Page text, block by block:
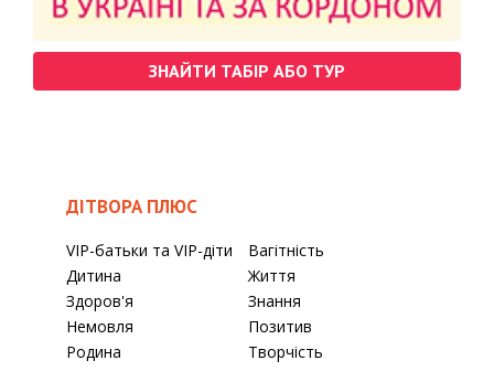
ЗНАЙТИ ТАБІР АБО ТУР
ДІТВОРА ПЛЮС
VIP-батьки та VIP-діти
Вагітність
Дитина
Життя
Здоров'я
Знання
Немовля
Позитив
Родина
Творчість